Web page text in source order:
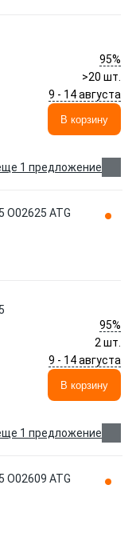
95%
>20 шт.
9 - 14 августа
В корзину
1 предложение
O02625 ATG
95%
2 шт.
9 - 14 августа
В корзину
1 предложение
O02609 ATG